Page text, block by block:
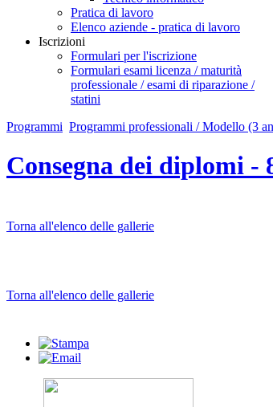
Pratica di lavoro
Elenco aziende - pratica di lavoro
Iscrizioni
Formulari per l'iscrizione
Formulari esami licenza / maturità
professionale / esami di riparazione /
statini
Programmi Programmi professionali / Modello (3
Consegna dei diplomi -
Torna all'elenco delle gallerie
Torna all'elenco delle gallerie